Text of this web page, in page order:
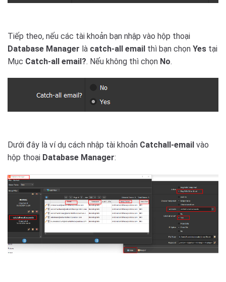
Tiếp theo, nếu các tài khoản bạn nhập vào hộp thoại
Database Manager là catch-all email thì bạn chọn Yes tại
Mục Catch-all email?. Nếu không thì chọn No.
Dưới đây là ví dụ cách nhập tài khoản Catchall-email vào
hộp thoại Database Manager: